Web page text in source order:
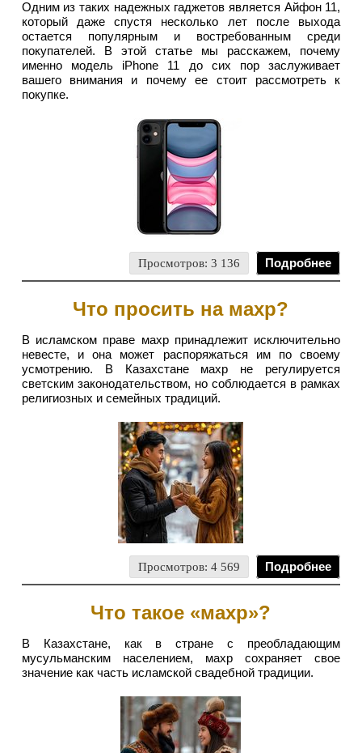
Одним из таких надежных гаджетов является Айфон 11,
который даже спустя несколько лет после выхода
остается популярным и востребованным среди
покупателей. В этой статье мы расскажем, почему
именно модель iPhone 11 до сих пор заслуживает
вашего внимания и почему ее стоит рассмотреть к
покупке.
Просмотров: 3 136 Подробнее
Что просить на махр?
В исламском праве махр принадлежит исключительно
невесте, и она может распоряжаться им по своему
усмотрению. В Казахстане махр не регулируется
светским законодательством, но соблюдается в рамках
религиозных и семейных традиций.
Просмотров: 4 569 Подробнее
Что такое «махр»?
В Казахстане, как в стране с преобладающим
мусульманским населением, махр сохраняет свое
значение как часть исламской свадебной традиции.